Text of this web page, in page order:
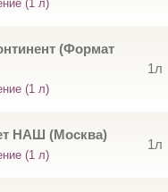
(1 л)
(Формат
(1 л)
1л
НАШ (Москва)
(1 л)
1л